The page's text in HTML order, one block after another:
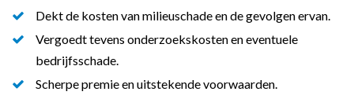
Dekt de kosten van milieuschade en de gevolgen ervan.
Vergoedt tevens onderzoekskosten en eventuele
bedrijfsschade.
Scherpe premie en uitstekende voorwaarden.